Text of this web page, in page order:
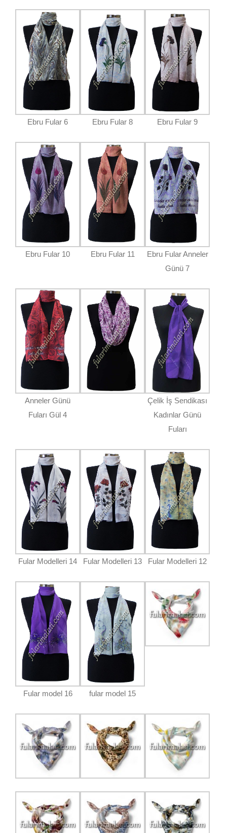
Ebru Fular 6 Ebru Fular 8 Ebru Fular 9
Ebru Fular 10 Ebru Fular 11
Ebru Fular Anneler
Günü 7
Anneler Günü
Fuları Gül 4
Çelik İş Sendikası
Kadınlar Günü
Fuları
Fular Modelleri 14 Fular Modelleri 13 Fular Modelleri 12
Fular model 16 fular model 15